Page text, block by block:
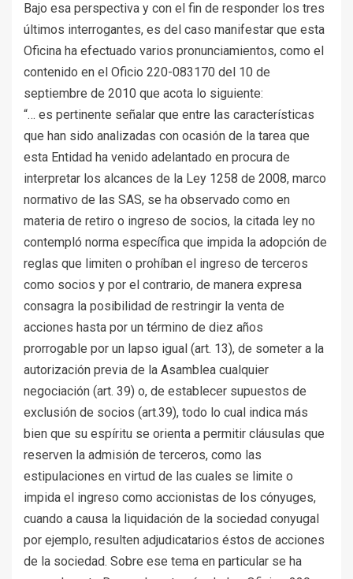
Bajo esa perspectiva y con el fin de responder los tres
últimos interrogantes, es del caso manifestar que esta
Oficina ha efectuado varios pronunciamientos, como el
contenido en el Oficio 220-083170 del 10 de
septiembre de 2010 que acota lo siguiente:
“… es pertinente señalar que entre las características
que han sido analizadas con ocasión de la tarea que
esta Entidad ha venido adelantado en procura de
interpretar los alcances de la Ley 1258 de 2008, marco
normativo de las SAS, se ha observado como en
materia de retiro o ingreso de socios, la citada ley no
contempló norma específica que impida la adopción de
reglas que limiten o prohíban el ingreso de terceros
como socios y por el contrario, de manera expresa
consagra la posibilidad de restringir la venta de
acciones hasta por un término de diez años
prorrogable por un lapso igual (art. 13), de someter a la
autorización previa de la Asamblea cualquier
negociación (art. 39) o, de establecer supuestos de
exclusión de socios (art.39), todo lo cual indica más
bien que su espíritu se orienta a permitir cláusulas que
reserven la admisión de terceros, como las
estipulaciones en virtud de las cuales se limite o
impida el ingreso como accionistas de los cónyuges,
cuando a causa la liquidación de la sociedad conyugal
por ejemplo, resulten adjudicatarios éstos de acciones
de la sociedad. Sobre ese tema en particular se ha